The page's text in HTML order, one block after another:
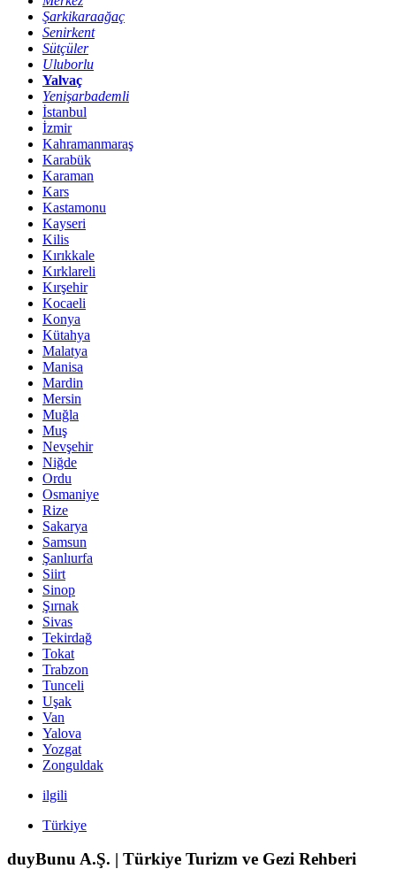
Şarkikaraağaç
Senirkent
Sütçüler
Uluborlu
Yalvaç
Yenişarbademli
İstanbul
İzmir
Kahramanmaraş
Karabük
Karaman
Kars
Kastamonu
Kayseri
Kilis
Kırıkkale
Kırklareli
Kırşehir
Kocaeli
Konya
Kütahya
Malatya
Manisa
Mardin
Mersin
Muğla
Muş
Nevşehir
Niğde
Ordu
Osmaniye
Rize
Sakarya
Samsun
Şanlıurfa
Siirt
Sinop
Şırnak
Sivas
Tekirdağ
Tokat
Trabzon
Tunceli
Uşak
Van
Yalova
Yozgat
Zonguldak
ilgili
Türkiye
duyBunu A.Ş. | Türkiye Turizm ve Gezi Rehberi